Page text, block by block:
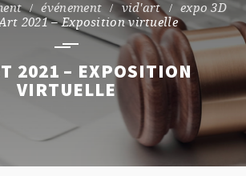
événement vid'art
expo 3D
2021 – Exposition virtuelle
2021 – EXPOSITION
VIRTUELLE